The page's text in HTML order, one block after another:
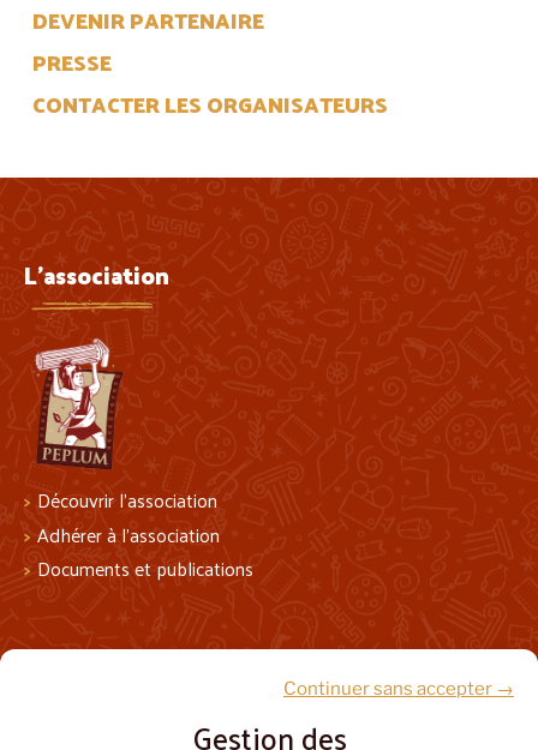
Gestion des
Continuer sans accepter →
DEVENIR PARTENAIRE
PRESSE
CONTACTER LES ORGANISATEURS
L'association
Découvrir l’association
Adhérer à l’association
Documents et publications